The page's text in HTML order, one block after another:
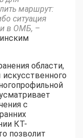
маршрут:
ситуация
в ОМБ, –
области,
с
КТ-
позволит